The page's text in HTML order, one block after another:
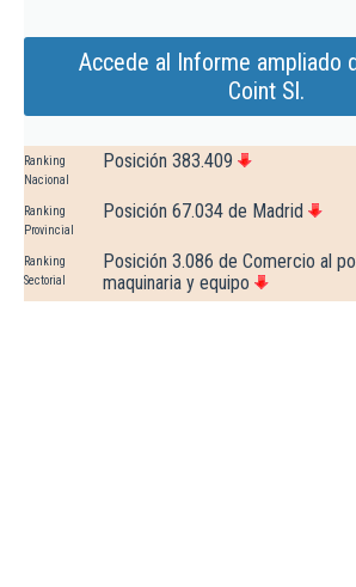
Accede al Informe ampliado
Coint Sl.
Ranking
Nacional
Posición 383.409
Ranking
Provincial
Posición 67.034 de Madrid
Ranking
Sectorial
Posición 3.086 de Comercio al
maquinaria y equipo